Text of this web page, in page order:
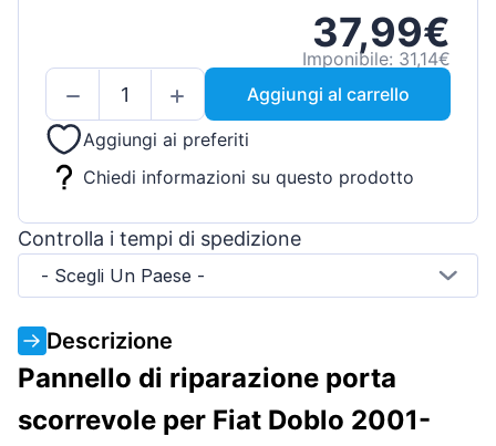
37,99€
Imponibile: 31,14€
Aggiungi al carrello
Aggiungi ai preferiti
Chiedi informazioni su questo prodotto
Controlla i tempi di spedizione
- Scegli Un Paese -
Descrizione
Pannello di riparazione porta
scorrevole per Fiat Doblo 2001-